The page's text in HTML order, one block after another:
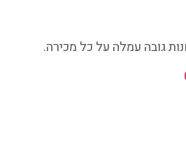
גובה עמלה על כל מכירה.